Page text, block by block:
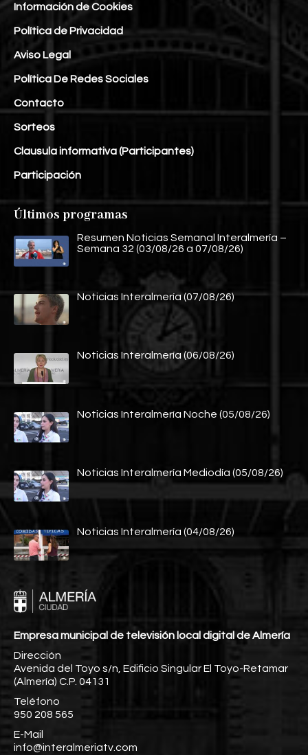
Información de Cookies
Política de Privacidad
Aviso Legal
Política De Redes Sociales
Contacto
Sorteos
Clausula informativa (Participantes)
Participación
Últimos programas
Resumen Noticias Semanal Interalmería –
Semana 32 (03/08/26 a 07/08/26)
Noticias Interalmería (07/08/26)
Noticias Interalmería (06/08/26)
Noticias Interalmería Noche (05/08/26)
Noticias Interalmería Mediodía (05/08/26)
Noticias Interalmería (04/08/26)
Empresa municipal de televisión local digital de Almería
Dirección
Avenida del Toyo s/n, Edificio Singular El Toyo-Retamar
(Almería) C.P. 04131
Teléfono
950 208 565
E-Mail
info@interalmeriatv.com